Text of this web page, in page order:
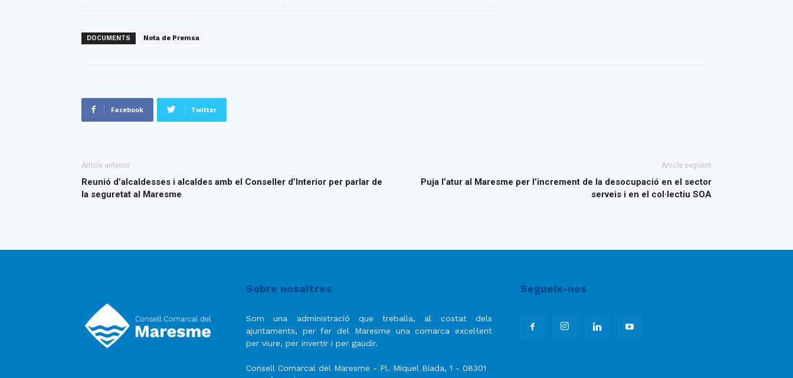
DOCUMENTS Nota de Premsa
Facebook Twitter
Article anterior
Reunió d’alcaldesses i alcaldes amb el Conseller d’Interior per parlar de
la seguretat al Maresme
Article següent
Puja l’atur al Maresme per l’increment de la desocupació en el sector
serveis i en el col·lectiu SOA
Sobre nosaltres
Som una administració que treballa, al costat dels
ajuntaments, per fer del Maresme una comarca excel·lent
per viure, per invertir i per gaudir.
Consell Comarcal del Maresme - Pl. Miquel Biada, 1 - 08301
Segueix-nos